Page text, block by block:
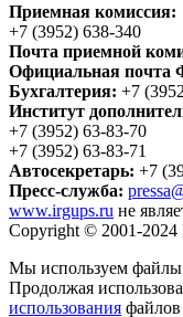
Приемная комиссия:
+7 (3952) 638-340
Почта приемной
Официальная
Бухгалтерия: +7
Институт
+7 (3952) 63-83-70
+7 (3952) 63-83-71
Автосекретарь: +7
Пресс-служба:
www.irgups.ru не
Copyright © 2001-2024
Мы используем файлы
Продолжая
использования